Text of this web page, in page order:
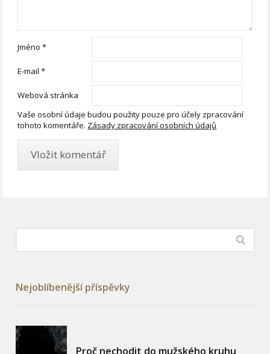
Jméno*
E-mail*
Webová stránka
Vaše osobní údaje budou použity pouze pro účely zpracování
tohoto komentáře. Zásady zpracování osobních údajů
Nejoblíbenější příspěvky
Proč nechodit do mužského kruhu